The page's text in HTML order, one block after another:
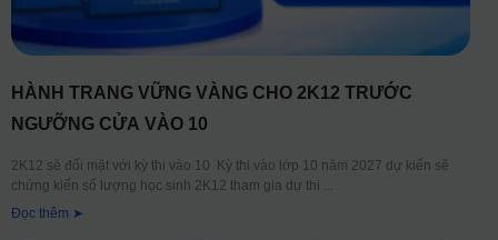
HÀNH TRANG VỮNG VÀNG CHO 2K12 TRƯỚC
NGƯỠNG CỬA VÀO 10
2K12 sẽ đối mặt với kỳ thi vào 10 Kỳ thi vào lớp 10 năm 2027 dự kiến sẽ
chứng kiến số lượng học sinh 2K12 tham gia dự thi
Đọc thêm ➤